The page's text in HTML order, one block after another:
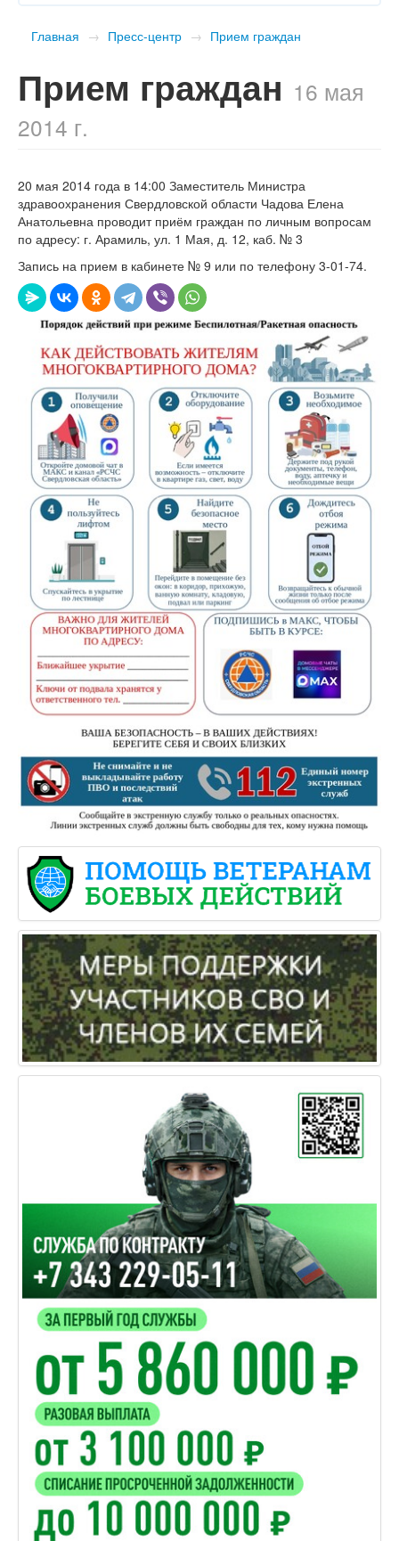
Главная → Пресс-центр → Прием граждан
Прием граждан 16 мая
2014 г.
20 мая 2014 года в 14:00 Заместитель Министра
здравоохранения Свердловской области Чадова Елена
Анатольевна проводит приём граждан по личным вопросам
по адресу: г. Арамиль, ул. 1 Мая, д. 12, каб. № 3
Запись на прием в кабинете № 9 или по телефону 3-01-74.